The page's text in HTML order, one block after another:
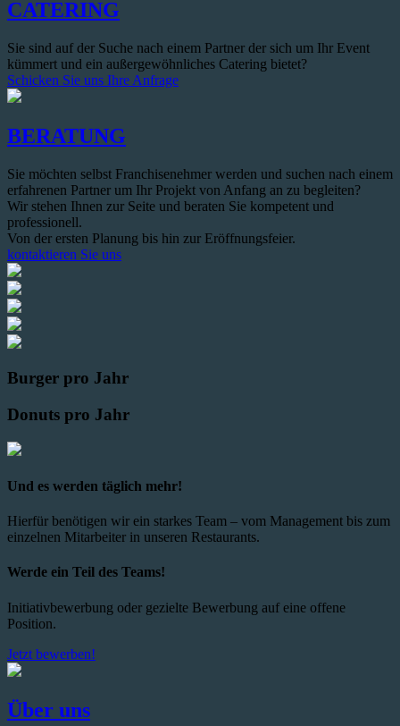
CATERING
Sie sind auf der Suche nach einem Partner der sich um Ihr Event
kümmert und ein außergewöhnliches Catering bietet?
Schicken Sie uns Ihre Anfrage
BERATUNG
Sie möchten selbst Franchisenehmer werden und suchen nach einem
erfahrenen Partner um Ihr Projekt von Anfang an zu begleiten?
Wir stehen Ihnen zur Seite und beraten Sie kompetent und
professionell.
Von der ersten Planung bis hin zur Eröffnungsfeier.
kontaktieren Sie uns
Burger pro Jahr
Donuts pro Jahr
Und es werden täglich mehr!
Hierfür benötigen wir ein starkes Team – vom Management bis zum
einzelnen Mitarbeiter in unseren Restaurants.
Werde ein Teil des Teams!
Initiativbewerbung oder gezielte Bewerbung auf eine offene
Position.
Jetzt bewerben!
Über uns